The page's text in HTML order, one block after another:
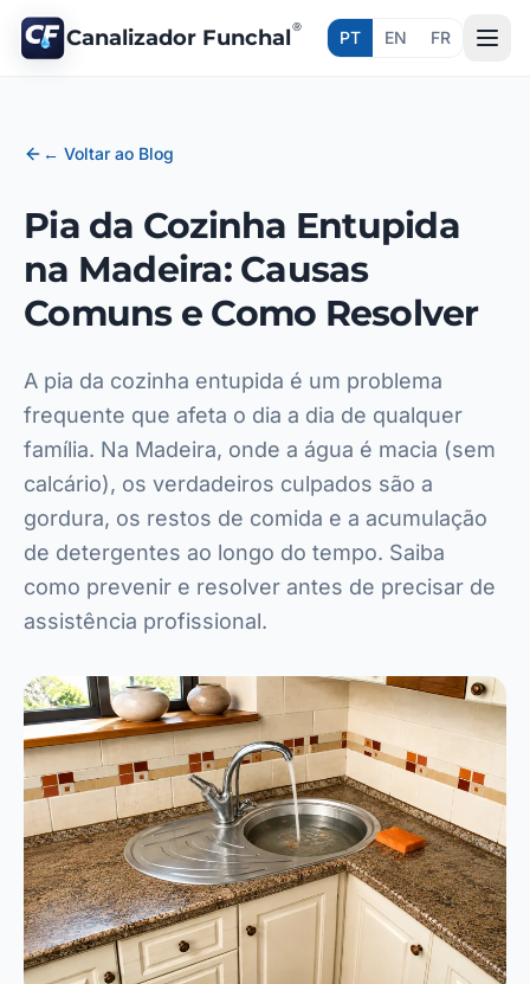
Canalizador Funchal®
PT EN FR
← Voltar ao Blog
Pia da Cozinha Entupida
na Madeira: Causas
Comuns e Como Resolver
A pia da cozinha entupida é um problema
frequente que afeta o dia a dia de qualquer
família. Na Madeira, onde a água é macia (sem
calcário), os verdadeiros culpados são a
gordura, os restos de comida e a acumulação
de detergentes ao longo do tempo. Saiba
como prevenir e resolver antes de precisar de
assistência profissional.